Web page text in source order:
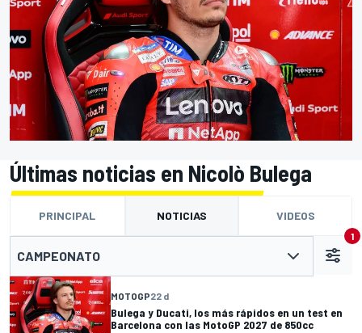
Últimas noticias en Nicolò Bulega
PRINCIPAL NOTICIAS VIDEOS
CAMPEONATO
1
MOTOGP22 d
Bulega y Ducati, los más rápidos en un test en
Barcelona con las MotoGP 2027 de 850cc